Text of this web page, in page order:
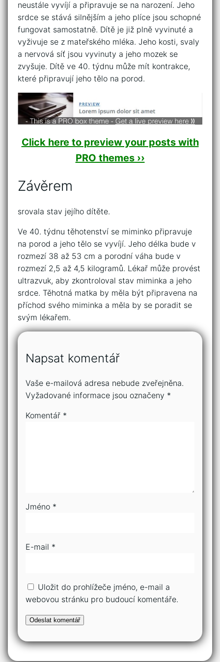
neustále vyvíjí a připravuje se na narození. Jeho
srdce se stává silnějším a jeho plíce jsou schopné
fungovat samostatně. Dítě je již plně vyvinuté a
vyživuje se z mateřského mléka. Jeho kosti, svaly
a nervová síť jsou vyvinuty a jeho mozek se
zvyšuje. Dítě ve 40. týdnu může mít kontrakce,
které připravují jeho tělo na porod.
Click here to preview your posts with
PRO themes ››
Závěrem
srovala stav jejího dítěte.
Ve 40. týdnu těhotenství se miminko připravuje
na porod a jeho tělo se vyvíjí. Jeho délka bude v
rozmezí 38 až 53 cm a porodní váha bude v
rozmezí 2,5 až 4,5 kilogramů. Lékař může provést
ultrazvuk, aby zkontroloval stav miminka a jeho
srdce. Těhotná matka by měla být připravena na
příchod svého miminka a měla by se poradit se
svým lékařem.
Napsat komentář
Vaše e-mailová adresa nebude zveřejněna.
Vyžadované informace jsou označeny *
Komentář *
Jméno *
E-mail *
Uložit do prohlížeče jméno, e-mail a
webovou stránku pro budoucí komentáře.